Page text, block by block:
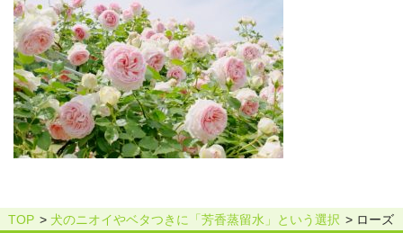
TOP 犬のニオイやベタつきに「芳香蒸留水」という選択 ローズ